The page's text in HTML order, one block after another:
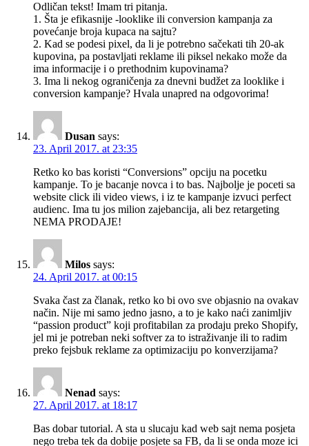
Odličan tekst! Imam tri pitanja.
1. Šta je efikasnije -looklike ili conversion kampanja za
povećanje broja kupaca na sajtu?
2. Kad se podesi pixel, da li je potrebno sačekati tih 20-ak
kupovina, pa postavljati reklame ili piksel nekako može da
ima informacije i o prethodnim kupovinama?
3. Ima li nekog ograničenja za dnevni budžet za looklike i
conversion kampanje? Hvala unapred na odgovorima!
Dusan says:
23. April 2017. at 23:35
Retko ko bas koristi “Conversions” opciju na pocetku
kampanje. To je bacanje novca i to bas. Najbolje je poceti sa
website click ili video views, i iz te kampanje izvuci perfect
audienc. Ima tu jos milion zajebancija, ali bez retargeting
NEMA PRODAJE!
Milos says:
24. April 2017. at 00:15
Svaka čast za članak, retko ko bi ovo sve objasnio na ovakav
način. Nije mi samo jedno jasno, a to je kako naći zanimljiv
“passion product” koji profitabilan za prodaju preko Shopify,
jel mi je potreban neki softver za to istraživanje ili to radim
preko fejsbuk reklame za optimizaciju po konverzijama?
Nenad says:
27. April 2017. at 18:17
Bas dobar tutorial. A sta u slucaju kad web sajt nema posjeta
nego treba tek da dobije posjete sa FB, da li se onda moze ici